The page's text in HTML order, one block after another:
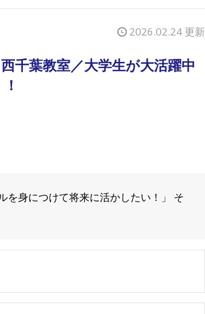
2026.02.24 更新
千葉教室／大学生が大活躍中
を身につけて将来に活かしたい！」 そ